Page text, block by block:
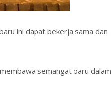
ini dapat bekerja sama dan
semangat baru dalam